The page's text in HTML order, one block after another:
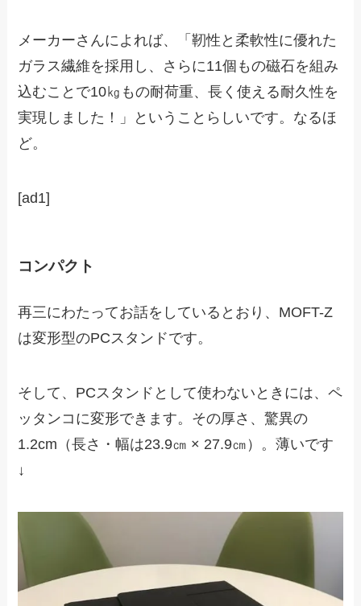
メーカーさんによれば、「靭性と柔軟性に優れた
ガラス繊維を採用し、さらに11個もの磁石を組み
込むことで10㎏もの耐荷重、長く使える耐久性を
実現しました！」ということらしいです。なるほ
ど。
[ad1]
コンパクト
再三にわたってお話をしているとおり、MOFT-Z
は変形型のPCスタンドです。
そして、PCスタンドとして使わないときには、ペ
ッタンコに変形できます。その厚さ、驚異の
1.2cm（長さ・幅は23.9㎝ × 27.9㎝）。薄いです
↓